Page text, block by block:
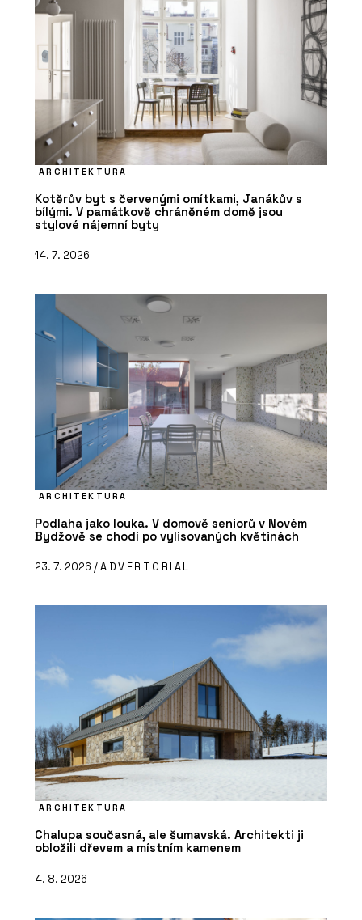
ARCHITEKTURA
Kotěrův byt s červenými omítkami, Janákův s
bílými. V památkově chráněném domě jsou
stylové nájemní byty
14. 7. 2026
ARCHITEKTURA
Podlaha jako louka. V domově seniorů v Novém
Bydžově se chodí po vylisovaných květinách
23. 7. 2026 /ADVERTORIAL
ARCHITEKTURA
Chalupa současná, ale šumavská. Architekti ji
obložili dřevem a místním kamenem
4. 8. 2026